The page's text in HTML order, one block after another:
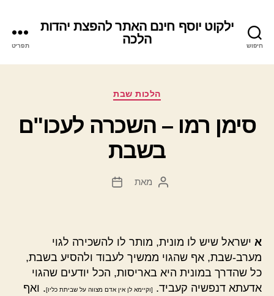
חיפוש
ילקוט יוסף חינם האתר להפצת יהדות
הלכה
תפריט
קטגוריות
הלכות שבת
סימן רמו – השכרה לעכו"ם
בשבת
המחבר
מאת
תאריך
א ישראל שיש לו מונית, מותר לו להשכירה לגוי
מערב-שבת, אף שהגוי ממשיך לעבוד ולהסיע בשבת,
כל שהדרך במונית היא באריסות, הכל יודעים שהגוי
אדעתא דנפשיה קעביד.
[וקיימא לן אין אדם מצווה על שביתת כליו]. ואף